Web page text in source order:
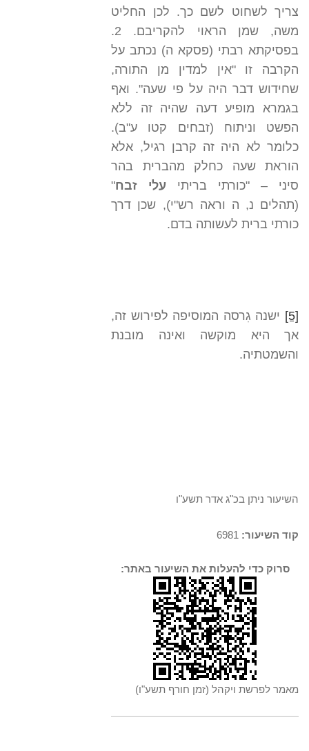
צריך לשחוט לשם כך. לכן החליט
משה, שמן הראוי להקריבם. 2.
בפסיקתא רבתי (פסקא ה) נכתב על
הקרבה זו "אין למדין מן התורה,
שחידוש דבר היה על פי שעה". ואף
בגמרא מופיע דעה שהיה זה ללא
הפשט וניתוח (זבחים קטו ע"ב).
כלומר לא היה זה קרבן רגיל, אלא
הוראת שעה כחלק מהברית בהר
סיני – "כורתי בריתי עלי זבח"
(תהלים נ, ה וראה רש"י), שכן דרך
כורתי ברית לעשותה בדם.
[5] ישנה גִרסה המוסיפה לפירוש זה,
אך היא מוקשה ואינה מובנת
והשמטתיה.
השיעור ניתן בכ"ג אדר תשע"ו
קוד השיעור:
סרוק כדי להעלות את השיעור באתר:
מאמר לפרשת ויקהל (זמן חורף תשע"ו)